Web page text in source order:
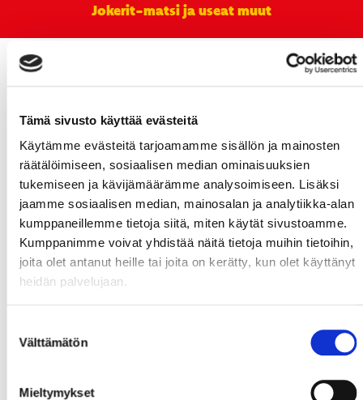
Tämä sivusto käyttää evästeitä
Käytämme evästeitä tarjoamamme sisällön ja mainosten
räätälöimiseen, sosiaalisen median ominaisuuksien
tukemiseen ja kävijämäärämme analysoimiseen. Lisäksi
jaamme sosiaalisen median, mainosalan ja analytiikka-alan
kumppaneillemme tietoja siitä, miten käytät sivustoamme.
Kumppanimme voivat yhdistää näitä tietoja muihin tietoihin,
joita olet antanut heille tai joita on kerätty, kun olet käyttänyt
heidän palvelujaan.
valinta
Välttämätön
Mieltymykset
Jokerit-matsi ja useat muut